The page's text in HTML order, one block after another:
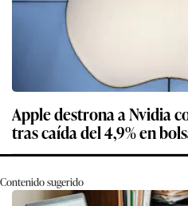
Apple destrona a Nvidia
tras caída del 4,9% en
Contenido sugerido